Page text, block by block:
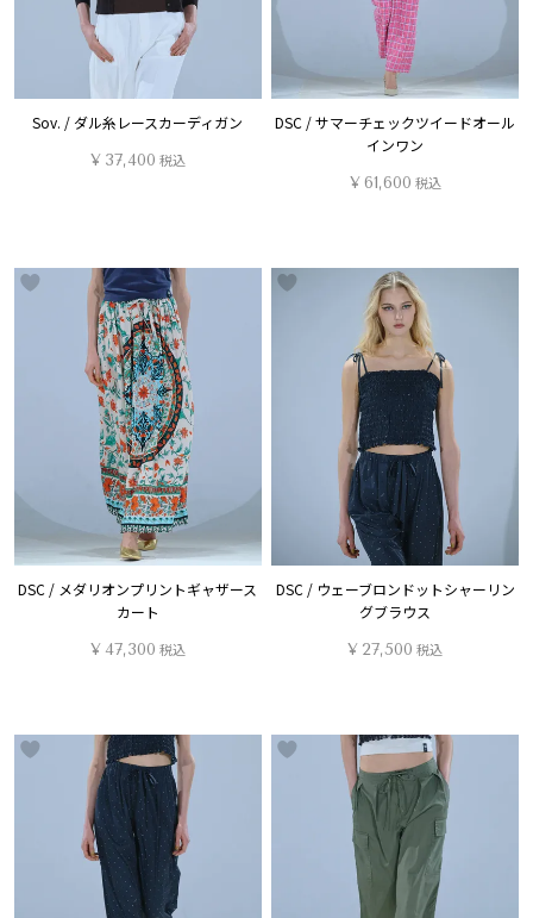
Sov. / ダル糸レースカーディガン
¥ 37,400 税込
DSC / サマーチェックツイードオール
インワン
¥ 61,600 税込
DSC / メダリオンプリントギャザース
カート
¥ 47,300 税込
DSC / ウェーブロンドットシャーリン
グブラウス
¥ 27,500 税込